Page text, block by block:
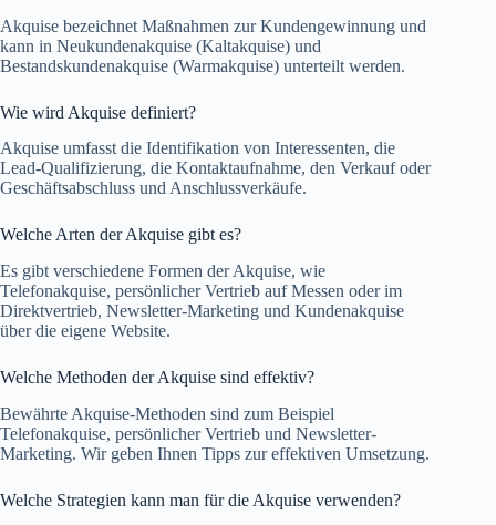
Akquise bezeichnet Maßnahmen zur Kundengewinnung und
kann in Neukundenakquise (Kaltakquise) und
Bestandskundenakquise (Warmakquise) unterteilt werden.
Wie wird Akquise definiert?
Akquise umfasst die Identifikation von Interessenten, die
Lead-Qualifizierung, die Kontaktaufnahme, den Verkauf oder
Geschäftsabschluss und Anschlussverkäufe.
Welche Arten der Akquise gibt es?
Es gibt verschiedene Formen der Akquise, wie
Telefonakquise, persönlicher Vertrieb auf Messen oder im
Direktvertrieb, Newsletter-Marketing und Kundenakquise
über die eigene Website.
Welche Methoden der Akquise sind effektiv?
Bewährte Akquise-Methoden sind zum Beispiel
Telefonakquise, persönlicher Vertrieb und Newsletter-
Marketing. Wir geben Ihnen Tipps zur effektiven Umsetzung.
Welche Strategien kann man für die Akquise verwenden?